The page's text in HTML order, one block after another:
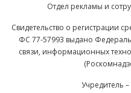
Отдел рекламы и
Свидетельство о регистрации
ФС 77-57993 выдано
связи, информационных
Учредитель